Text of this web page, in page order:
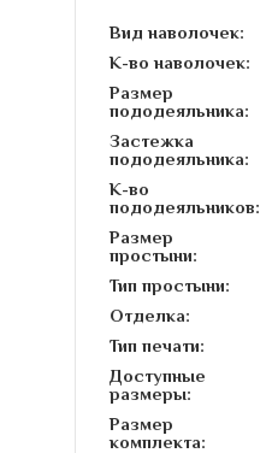
Вид наволочек:
К-во наволочек:
Размер
пододеяльника:
Застежка
пододеяльника:
К-во
пододеяльников:
Размер
простыни:
Тип простыни:
Отделка:
Тип печати:
Доступные
размеры:
Размер
комплекта: